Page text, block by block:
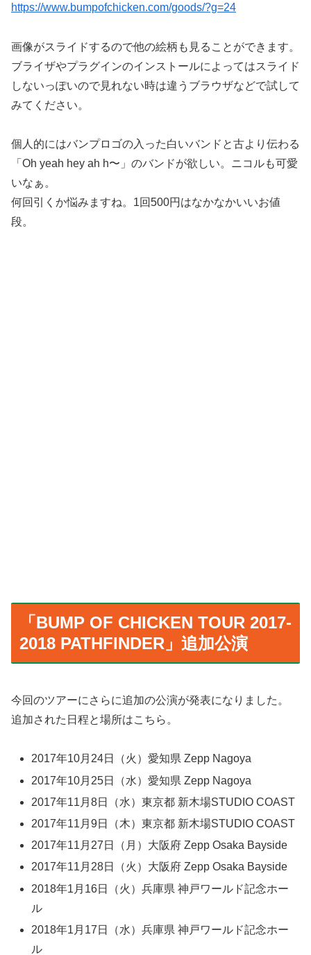
https://www.bumpofchicken.com/goods/?g=24
画像がスライドするので他の絵柄も見ることができます。
ブライザやプラグインのインストールによってはスライド
しないっぽいので見れない時は違うブラウザなどで試して
みてください。
個人的にはバンプロゴの入った白いバンドと古より伝わる
「Oh yeah hey ah h〜」のバンドが欲しい。ニコルも可愛
いなぁ。
何回引くか悩みますね。1回500円はなかなかいいお値
段。
「BUMP OF CHICKEN TOUR 2017-
2018 PATHFINDER」追加公演
今回のツアーにさらに追加の公演が発表になりました。
追加された日程と場所はこちら。
2017年10月24日（火）愛知県 Zepp Nagoya
2017年10月25日（水）愛知県 Zepp Nagoya
2017年11月8日（水）東京都 新木場STUDIO COAST
2017年11月9日（木）東京都 新木場STUDIO COAST
2017年11月27日（月）大阪府 Zepp Osaka Bayside
2017年11月28日（火）大阪府 Zepp Osaka Bayside
2018年1月16日（火）兵庫県 神戸ワールド記念ホー
ル
2018年1月17日（水）兵庫県 神戸ワールド記念ホー
ル